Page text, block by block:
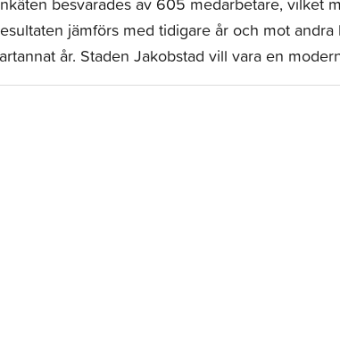
jämförs med tidigare år och mot
år. Staden Jakobstad vill vara en